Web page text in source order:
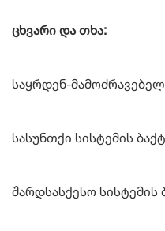
ცხვარი და თხა:
საყრდენ-
სასუნთქი სისტემის
შარდსასქესო სისტემის